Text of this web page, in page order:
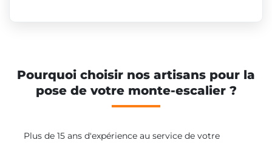
Pourquoi choisir nos artisans pour la
pose de votre monte-escalier ?
Plus de 15 ans d'expérience au service de votre